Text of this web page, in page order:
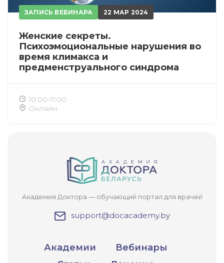
ЗАПИСЬ ВЕБИНАРА 22 МАР 2024
Женские секреты.
Психоэмоциональные нарушения во
время климакса и
предменструального синдрома
10:00-11:00
Онлайн
Академия Доктора — обучающий портал для врачей
support@docacademy.by
Академии
Вебинары
ПОЛУЧИТЬ
Подтвердите списание баллов
После подтверждения медкоины будут
списаны с Вашего счета.
ПОЛУЧИТЬ